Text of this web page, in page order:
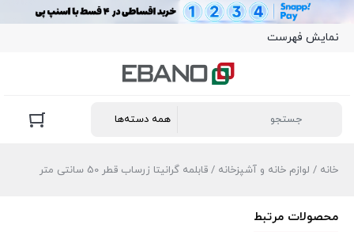
نمایش فهرست
خانه / لوازم خانه و آشپزخانه / قابلمه گرانیتا زرساب قطر 50 سانتی متر
محصولات مرتبط